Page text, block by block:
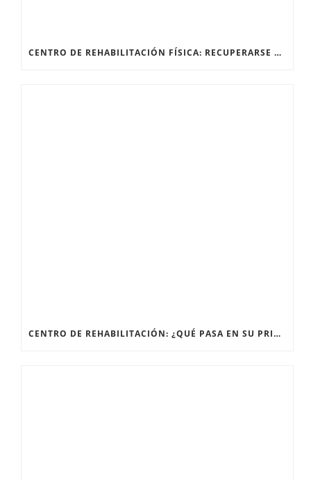
CENTRO DE REHABILITACIÓN FÍSICA: RECUPERARSE DESPUÉS DE UNA FRACTURA
CENTRO DE REHABILITACIÓN: ¿QUÉ PASA EN SU PRIMERA SESIÓN?